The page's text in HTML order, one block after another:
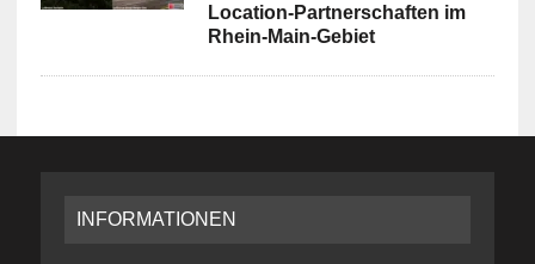
Location-Partnerschaften im
Rhein-Main-Gebiet
INFORMATIONEN